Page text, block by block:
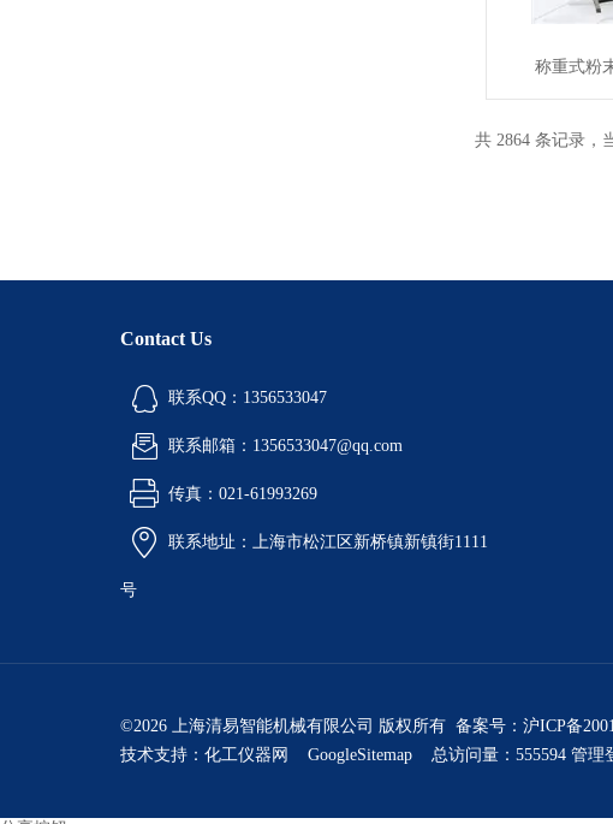
称重式粉
共 2864 条记录，
Contact Us
联系QQ：1356533047
联系邮箱：1356533047@qq.com
传真：021-61993269
联系地址：上海市松江区新桥镇新镇街1111
号
©2026 上海清易智能机械有限公司 版权所有 备案号： 沪ICP备
技术支持： 化工仪器网 GoogleSitemap 总访问量：555594 管理